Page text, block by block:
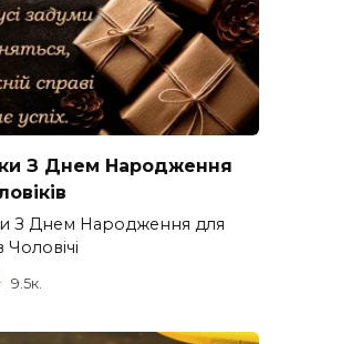
З Днем Народження
З Днем Народження для
Чоловічі
9.5к.